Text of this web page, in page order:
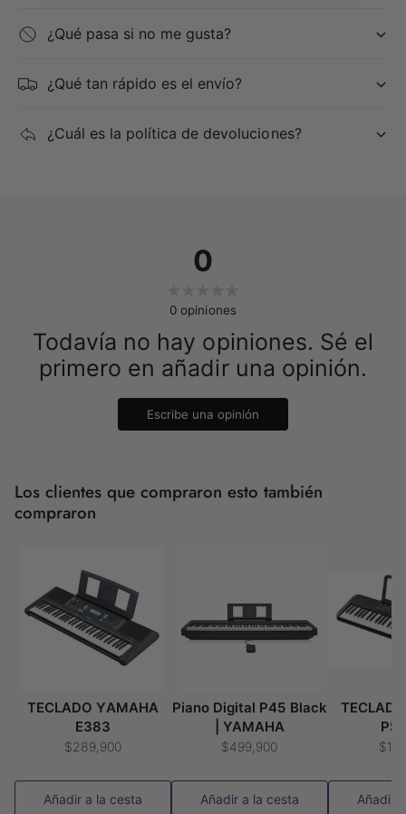
cápsula SM58®.
¿Qué pasa si no me gusta?
¿Qué tan rápido es el envío?
¿Cuál es la política de devoluciones?
0
0 opiniones
Todavía no hay opiniones. Sé el
primero en añadir una opinión.
Escribe una opinión
Los clientes que compraron esto también
compraron
TECLADO YAMAHA
E383
$289,900
Añadir a la cesta
Piano Digital P45 Black
| YAMAHA
$499,900
Añadir a la cesta Añadir